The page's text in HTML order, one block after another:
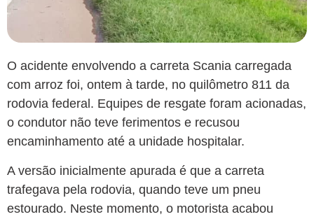
O acidente envolvendo a carreta Scania carregada
com arroz foi, ontem à tarde, no quilômetro 811 da
rodovia federal. Equipes de resgate foram acionadas,
o condutor não teve ferimentos e recusou
encaminhamento até a unidade hospitalar.
A versão inicialmente apurada é que a carreta
trafegava pela rodovia, quando teve um pneu
estourado. Neste momento, o motorista acabou